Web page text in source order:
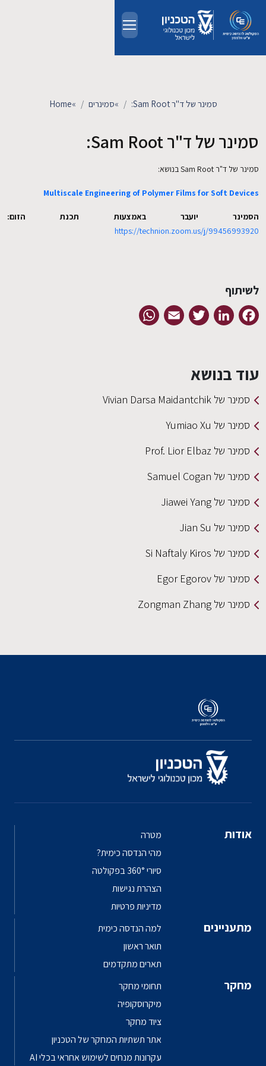
EN
מחקר
חדשות ואירועים
קשרי תעשייה
Home» סמינרים» סמינר של ד"ר Sam Root:
סמינר של ד"ר Sam Root:
סמינר של ד"ר Sam Root בנושא:
Multiscale Engineering of Polymer Films for Soft Devices
הסמינר יועבר באמצעות תכנת הזום:
https://technion.zoom.us/j/99456993920
לשיתוף
Facebook
LinkedIn
Twitter
Email
עוד בנושא
סמינר של Vivian Darsa Maidantchik
סמינר של Yumiao Xu
סמינר של Prof. Lior Elbaz
סמינר של Samuel Cogan
סמינר של Jiawei Yang
סמינר של Jian Su
סמינר של Si Naftaly Kiros
סמינר של Egor Egorov
סמינר של Zongman Zhang
אודות
מטרה
מהי הנדסה כימית?
סיורי 360° בפקולטה
הצהרת נגישות
מדיניות פרטיות
מתעניינים
למה הנדסה כימית
תואר ראשון
תארים מתקדמים
מחקר
תחומי מחקר
מיקרוסקופיה
ציוד מחקר
אתר תשתיות המחקר של הטכניון
עקרונות מנחים לשימוש אחראי בכלי AI